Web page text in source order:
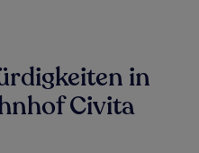
in
Civita